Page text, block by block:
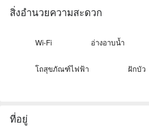
載體的實踐！
旅居文旅 西門驛站西寧館推薦：入住旅居
町、大稻埕碼頭、台北植物園，想了解台
西門驛站出發。
สิ่งอำนวยความสะดวก
Wi-Fi อ่างอาบน้ำ
โถสุขภัณฑ์ไฟฟ้า ฝักบัว
ที่อยู่